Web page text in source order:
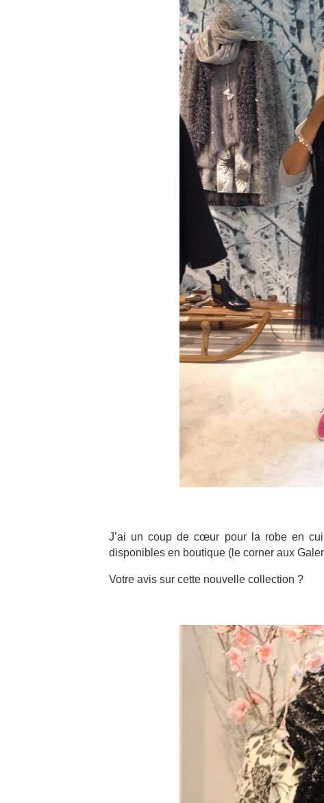
J’ai un coup de cœur pour la robe en
disponibles en boutique (le corner aux
Votre avis sur cette nouvelle collection ?